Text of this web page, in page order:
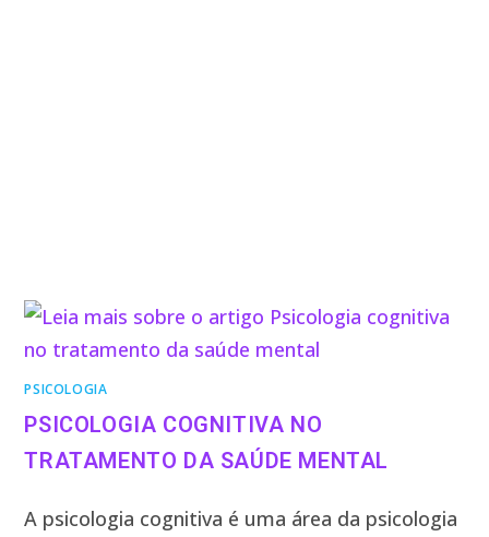
PSICOLOGIA
PSICOLOGIA COGNITIVA NO
TRATAMENTO DA SAÚDE MENTAL
A psicologia cognitiva é uma área da psicologia